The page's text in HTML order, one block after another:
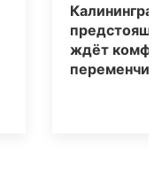
ждёт